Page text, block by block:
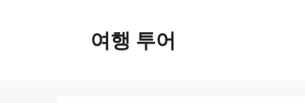
여행 투어